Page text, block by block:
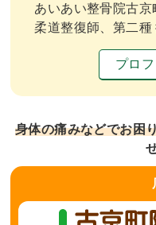
あいあい整骨院古京
柔道整復師、第二種
プロ
身体の痛みなどでお困